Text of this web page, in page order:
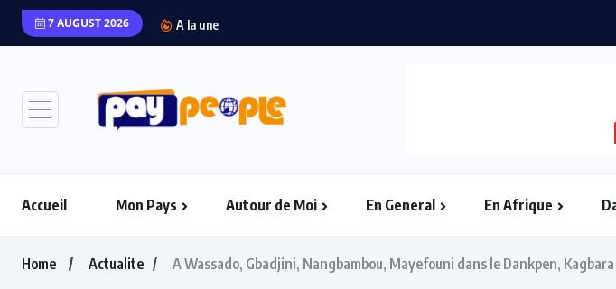
7 AUGUST 2026 A la une
Accueil Mon Pays Autour de Moi En General En Afrique
Home Actualite A Wassado, Gbadjini, Nangbambou, Mayefouni dans le Dankpen,